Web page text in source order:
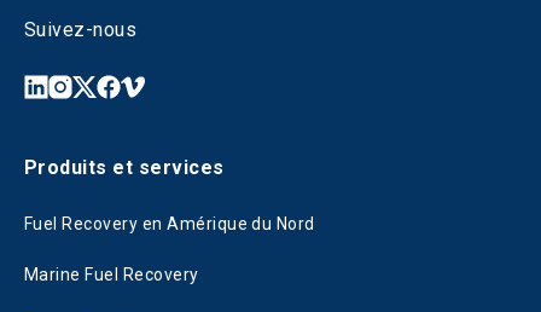
Suivez-nous
Produits et services
Fuel Recovery en Amérique du Nord
Marine Fuel Recovery